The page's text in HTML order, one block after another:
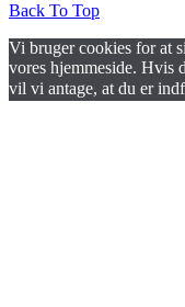
Back To Top
Vi bruger cookies for at
vores hjemmeside. Hvis
vil vi antage, at du er